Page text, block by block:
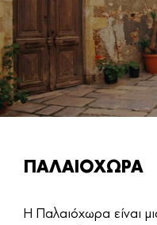
ΠΑΛΑΙΟΧΩΡΑ
Η Παλαιόχωρα είναι